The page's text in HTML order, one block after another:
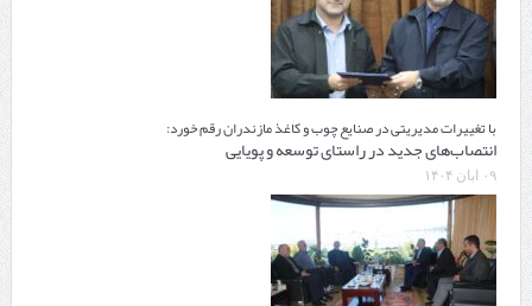
با تغییرات مدیریتی در صنایع چوب و کاغذ مازندران رقم خورد:
انتصاب‌های جدید در راستای توسعه و پویایی
۰۹ آبان ۱۴۰۴